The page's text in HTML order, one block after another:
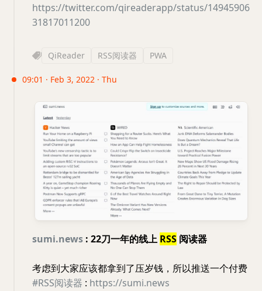
https://twitter.com/qireaderapp/status/14945906
31817011200
QiReader RSS阅读器 PWA
09:01 · Feb 3, 2022 · Thu
sumi.news : 22刀一年的线上 RSS 阅读器
考虑到大家应该都拿到了压岁钱，所以推送一个付费
#RSS阅读器 : https://sumi.news